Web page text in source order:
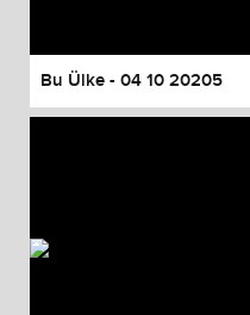
Bu Ülke - 04 10 20205